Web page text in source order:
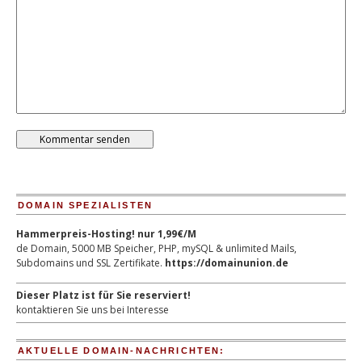
DOMAIN SPEZIALISTEN
Hammerpreis-Hosting! nur 1,99€/M
de Domain, 5000 MB Speicher, PHP, mySQL & unlimited Mails,
Subdomains und SSL Zertifikate. https://domainunion.de
Dieser Platz ist für Sie reserviert!
kontaktieren Sie uns bei Interesse
AKTUELLE DOMAIN-NACHRICHTEN: